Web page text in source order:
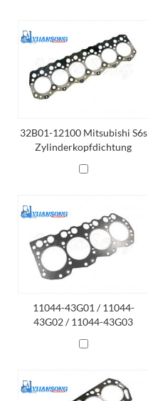
32B01-12100 Mitsubishi S6s
Zylinderkopfdichtung
11044-43G01 / 11044-
43G02 / 11044-43G03
Zylinderkopfdichtung